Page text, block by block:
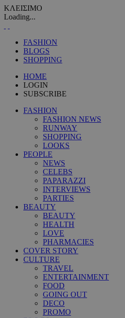
ΚΛΕΙΣΙΜΟ
Loading...
FASHION
BLOGS
SHOPPING
HOME
LOGIN
SUBSCRIBE
FASHION
FASHION NEWS
RUNWAY
SHOPPING
LOOKS
PEOPLE
NEWS
CELEBS
PAPARAZZI
INTERVIEWS
PARTIES
BEAUTY
BEAUTY
HEALTH
LOVE
PHARMACIES
COVER STORY
CULTURE
TRAVEL
ENTERTAINMENT
FOOD
GOING OUT
DECO
PROMO